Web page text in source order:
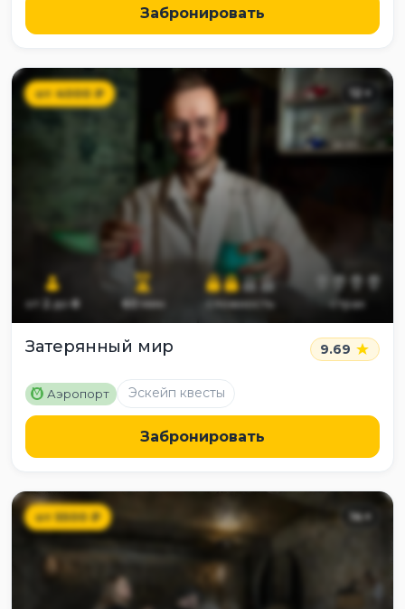
Забронировать
от4000₽ 12+
от 2 до8 60 мин сложность страх
Затерянный мир 9.69
M Аэропорт Эскейп квесты
Забронировать
от5500₽ 14+